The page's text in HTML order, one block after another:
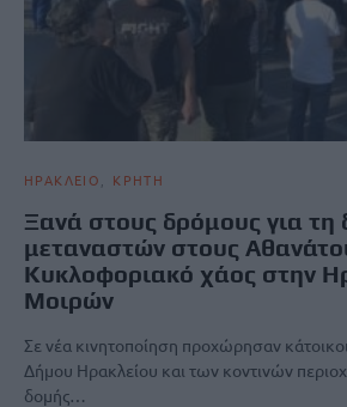
ΗΡΑΚΛΕΙΟ ΚΡΗΤΗ
Ξανά στους δρόμους για τη
μεταναστών στους
Κυκλοφοριακό χάος στην
Μοιρών
Σε νέα κινητοποίηση προχώρησαν
Δήμου Ηρακλείου και των κοντινών
δομής…